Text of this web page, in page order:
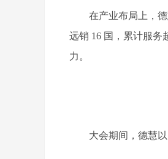
在产业布局上，
远销 16 国，累计服务
力。
大会期间，德慧以